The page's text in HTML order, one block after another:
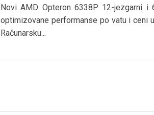
Novi AMD Opteron 6338P 12-jezgarni i
optimizovane performanse po vatu i ceni
Računarsku...